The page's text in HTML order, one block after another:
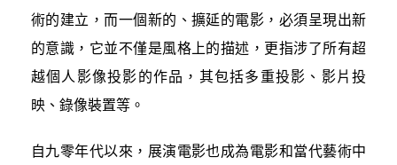
術的建立，而一個新的、擴延的電影，必須呈現出新
的意識，它並不僅是風格上的描述，更指涉了所有超
越個人影像投影的作品，其包括多重投影、影片投
映、錄像裝置等。
自九零年代以來，展演電影也成為電影和當代藝術中